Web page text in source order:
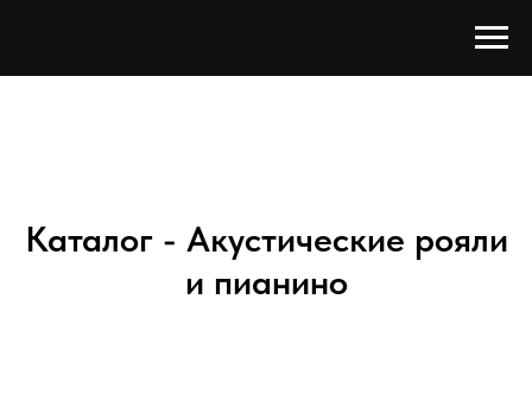
Каталог - Акустические рояли
и пианино